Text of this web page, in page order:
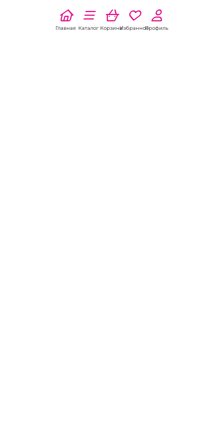
Главная Каталог КорзинаИзбранноеПрофиль